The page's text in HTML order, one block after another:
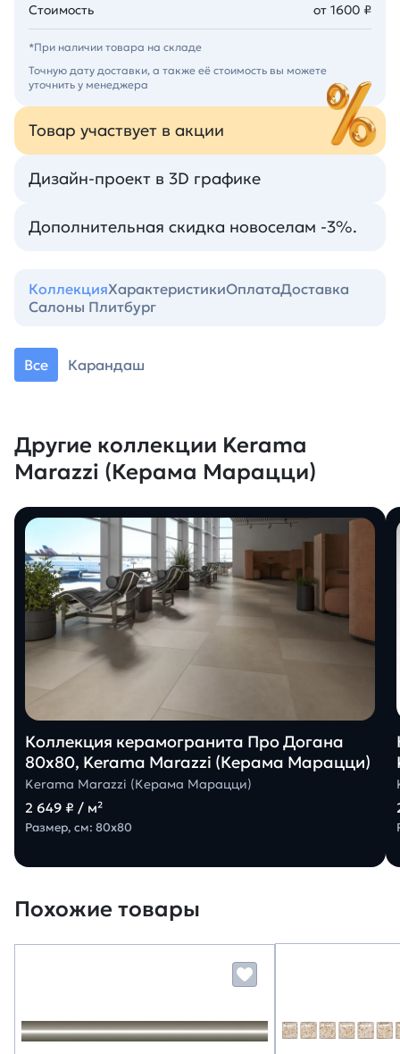
Стоимость
от 1600 ₽
*При наличии товара на складе
Точную дату доставки, а также её стоимость вы можете
уточнить у менеджера
Товар участвует в акции
Дизайн-проект в 3D графике
Дополнительная скидка новоселам -3%.
КоллекцияХарактеристикиОплатаДоставка
Салоны Плитбург
Все Карандаш
Другие коллекции Kerama
Marazzi (Керама Марацци)
Коллекция керамогранита Про Догана
80х80, Kerama Marazzi (Керама Марацци)
Kerama Marazzi (Керама Марацци)
2 649 ₽ / м²
Размер, см: 80х80
Похожие товары